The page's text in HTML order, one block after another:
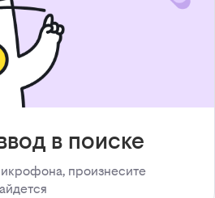
в поиске
произнесите